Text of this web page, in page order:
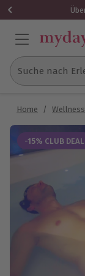
Suche nach
Home / Wellness
-15% CLUB DEAL